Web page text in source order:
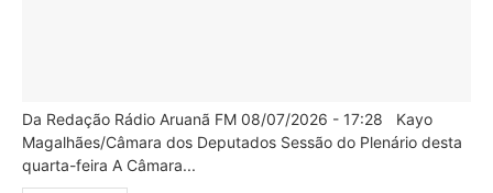
Da Redação Rádio Aruanã FM 08/07/2026 - 17:28 Kayo
Magalhães/Câmara dos Deputados Sessão do Plenário desta
quarta-feira A Câmara...